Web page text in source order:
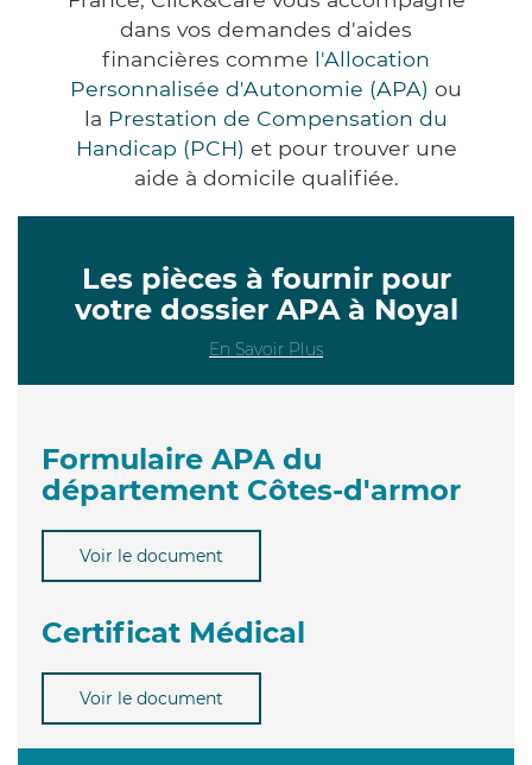
dans vos demandes d'aides
financières comme l'Allocation
Personnalisée d'Autonomie (APA) ou
la Prestation de Compensation du
Handicap (PCH) et pour trouver une
aide à domicile qualifiée.
Les pièces à fournir pour
votre dossier APA à Noyal
En Savoir Plus
Formulaire APA du
département Côtes-d'armor
Voir le document
Certificat Médical
Voir le document